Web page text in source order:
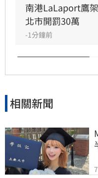
3樓部分櫃位暫停
作，目前相關單位
消費安全。
南港LaLaport鷹架
北市開罰30萬
-1分鐘前
相關新聞